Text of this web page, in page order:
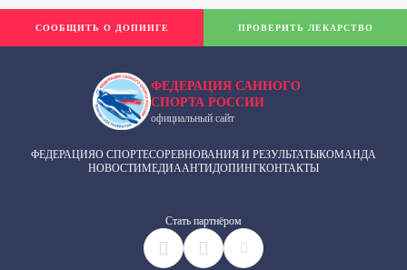
ФЕДЕРАЦИЯ САННОГО
СПОРТА РОССИИ
официальный сайт
ФЕДЕРАЦИЯО СПОРТЕСОРЕВНОВАНИЯ И РЕЗУЛЬТАТЫКОМАНДА
НОВОСТИМЕДИААНТИДОПИНГКОНТАКТЫ
Cтать партнёром
СООБЩИТЬ О ДОПИНГЕ ПРОВЕРИТЬ ЛЕКАРСТВО